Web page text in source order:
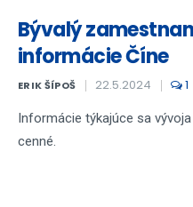
Bývalý
informácie Číne
ERIK ŠÍPOŠ 22.5.2024 1
Informácie týkajúce sa
cenné.